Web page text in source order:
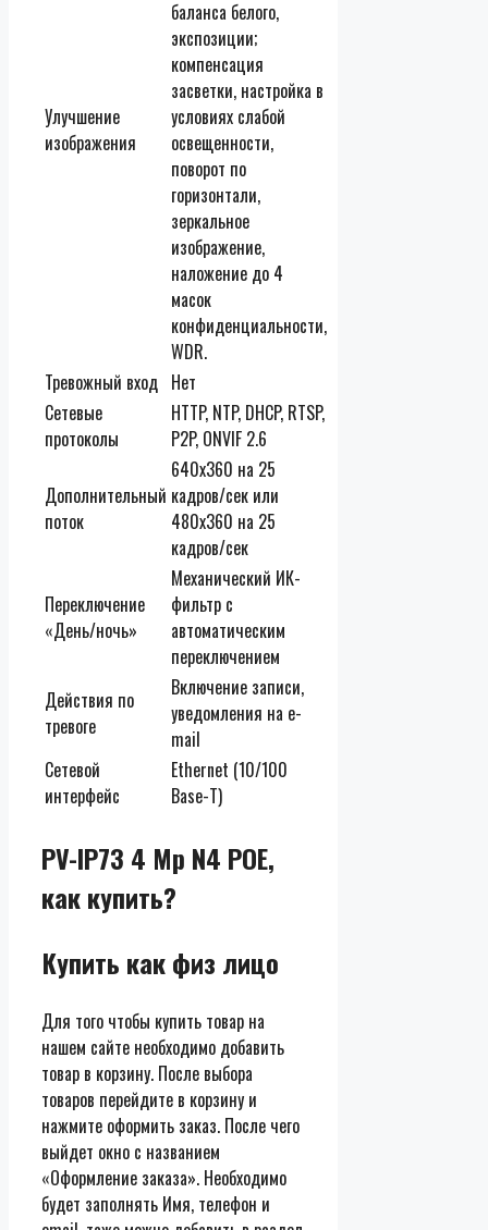
Улучшение
изображения
баланса белого,
экспозиции;
компенсация
засветки, настройка в
условиях слабой
освещенности,
поворот по
горизонтали,
зеркальное
изображение,
наложение до 4
масок
конфиденциальности,
WDR.
Тревожный вход Нет
Сетевые
протоколы
HTTP, NTP, DHCP, RTSP,
P2P, ONVIF 2.6
Дополнительный
поток
640х360 на 25
кадров/сек или
480х360 на 25
кадров/сек
Переключение
«День/ночь»
Механический ИК-
фильтр с
автоматическим
переключением
Действия по
тревоге
Включение записи,
уведомления на e-
mail
Сетевой
интерфейс
Ethernet (10/100
Base-T)
PV-IP73 4 Mp N4 POE,
как купить?
Купить как физ лицо
Для того чтобы купить товар на
нашем сайте необходимо добавить
товар в корзину. После выбора
товаров перейдите в корзину и
нажмите оформить заказ. После чего
выйдет окно с названием
«Оформление заказа». Необходимо
будет заполнять Имя, телефон и